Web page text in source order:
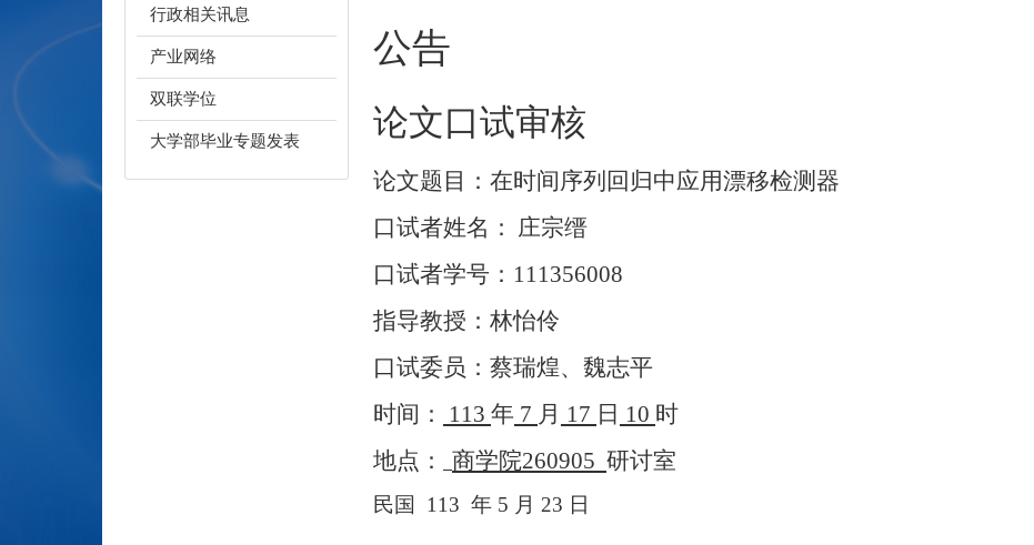
行政相关讯息
产业网络
双联学位
大学部毕业专题发表
公告
论文口试审核
论文题目：在时间序列回归中应用漂移检测器
口试者姓名：
庄宗缙
口试者学号： 111356008
指导教授：林怡伶
口试委员：蔡瑞煌、魏志平
时间：
113 年 7 月 17 日 10 时
地点：
商学院260905 研讨室
民国 113 年 5 月 23 日